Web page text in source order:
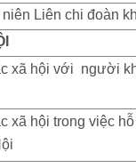
Liên chi đoàn
xã hội với người
xã hội trong việc